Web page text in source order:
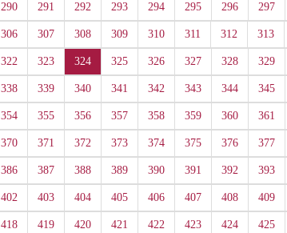
290 291 292 293 294 295 296 297
306 307 308 309 310 311 312 313
322 323 324 325 326 327 328 329
338 339 340 341 342 343 344 345
354 355 356 357 358 359 360 361
370 371 372 373 374 375 376 377
386 387 388 389 390 391 392 393
402 403 404 405 406 407 408 409
418 419 420 421 422 423 424 425